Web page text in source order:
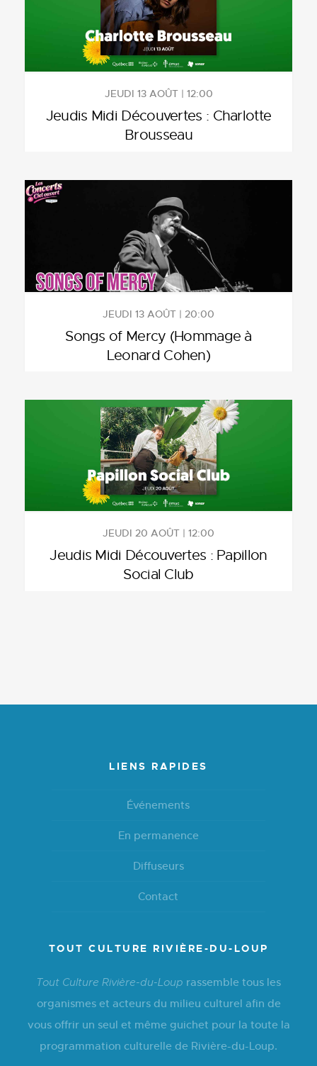
JEUDI 13 AOÛT | 12:00
Jeudis Midi Découvertes : Charlotte
Brousseau
JEUDI 13 AOÛT | 20:00
Songs of Mercy (Hommage à
Leonard Cohen)
JEUDI 20 AOÛT | 12:00
Jeudis Midi Découvertes : Papillon
Social Club
LIENS RAPIDES
Événements
En permanence
Diffuseurs
Contact
TOUT CULTURE RIVIÈRE-DU-LOUP
Tout Culture Rivière-du-Loup rassemble tous les
organismes et acteurs du milieu culturel afin de
vous offrir un seul et même guichet pour la toute la
programmation culturelle de Rivière-du-Loup.